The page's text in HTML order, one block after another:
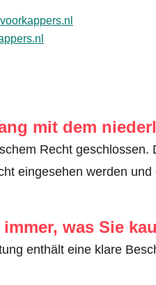
mit dem
Recht geschlossen.
eingesehen werden
was Sie
enthält eine klare